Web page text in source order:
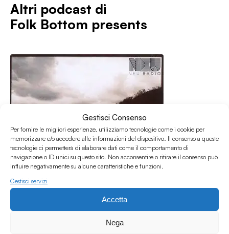
Gestisci Consenso
Per fornire le migliori esperienze, utilizziamo tecnologie come i cookie per
memorizzare e/o accedere alle informazioni del dispositivo. Il consenso a queste
tecnologie ci permetterà di elaborare dati come il comportamento di
navigazione o ID unici su questo sito. Non acconsentire o ritirare il consenso può
influire negativamente su alcune caratteristiche e funzioni.
Gestisci servizi
Accetta
Nega
Altri podcast di
Folk Bottom presents
Folk Bottom Presents: Echoes From the deep